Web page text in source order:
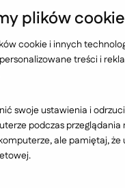
B2B
rozwiązań w
plików cookie
cookie i innych
treści i
swoje ustawienia i
podczas przeglądania
ale pamiętaj,